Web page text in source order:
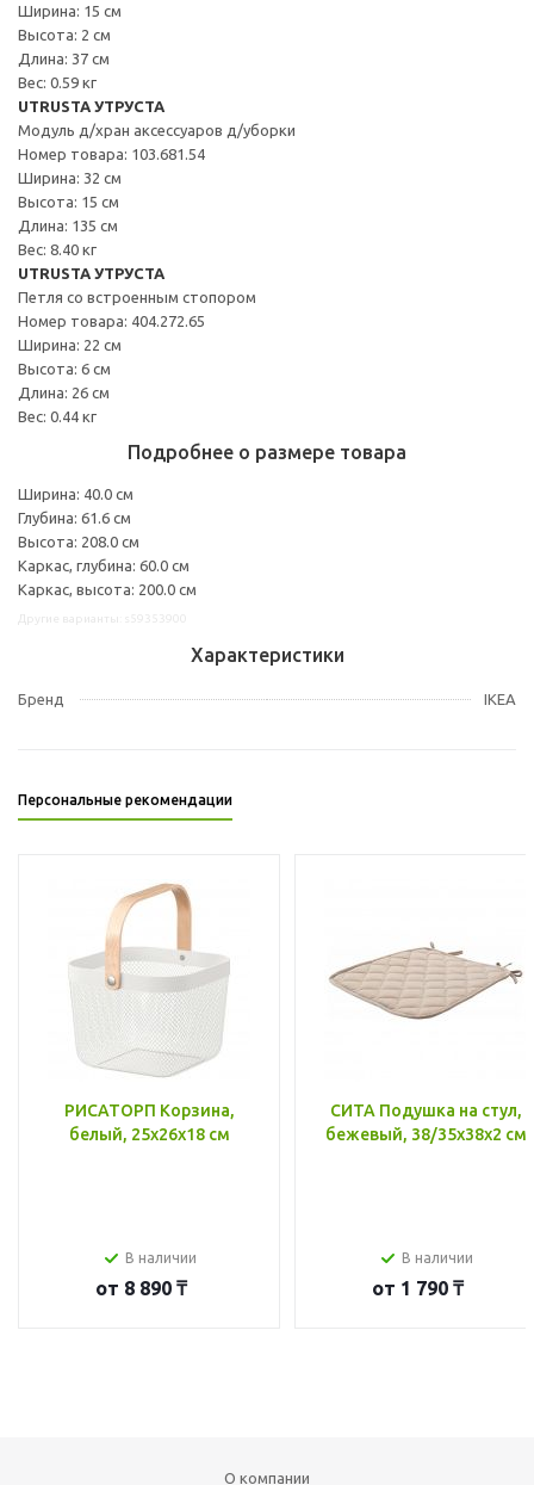
Ширина: 15 см
Высота: 2 см
Длина: 37 см
Вес: 0.59 кг
UTRUSTA УТРУСТА
Модуль д/хран аксессуаров д/уборки
Номер товара: 103.681.54
Ширина: 32 см
Высота: 15 см
Длина: 135 см
Вес: 8.40 кг
UTRUSTA УТРУСТА
Петля со встроенным стопором
Номер товара: 404.272.65
Ширина: 22 см
Высота: 6 см
Длина: 26 см
Вес: 0.44 кг
Подробнее о размере товара
Ширина: 40.0 см
Глубина: 61.6 см
Высота: 208.0 см
Каркас, глубина: 60.0 см
Каркас, высота: 200.0 см
Характеристики
Бренд IKEA
Персональные рекомендации
РИСАТОРП Корзина,
белый, 25x26x18 см
В наличии
от 8 890 ₸
СИТА Подушка на стул,
бежевый, 38/35x38x2 см
В наличии
от 1 790 ₸
О компании